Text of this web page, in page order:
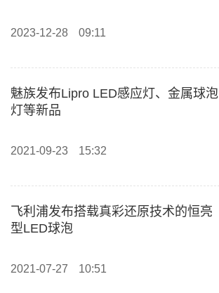
2023-12-28 09:11
魅族发布Lipro LED感应灯、金属球泡
灯等新品
2021-09-23 15:32
飞利浦发布搭载真彩还原技术的恒亮
型LED球泡
2021-07-27 10:51